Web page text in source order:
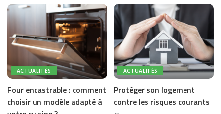
ACTUALITÉS
Four encastrable : comment
choisir un modèle adapté à
ACTUALITÉS
Protéger son logement
contre les risques courants